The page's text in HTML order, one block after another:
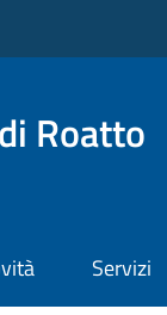
Roatto
Servizi